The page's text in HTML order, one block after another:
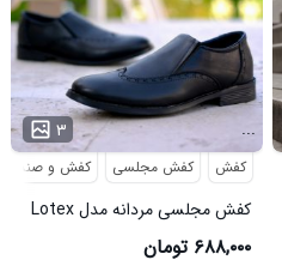
۳ ...
کفش کفش مجلسی کفش و صندل
کفش مجلسی مردانه مدل Lotex
کد6330
۶۸۸,۰۰۰ تومان